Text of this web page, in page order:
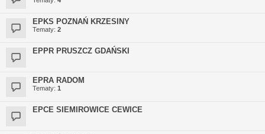
EPKS POZNAŃ KRZESINY
Tematy: 2
EPPR PRUSZCZ GDAŃSKI
EPRA RADOM
Tematy: 1
EPCE SIEMIROWICE CEWICE